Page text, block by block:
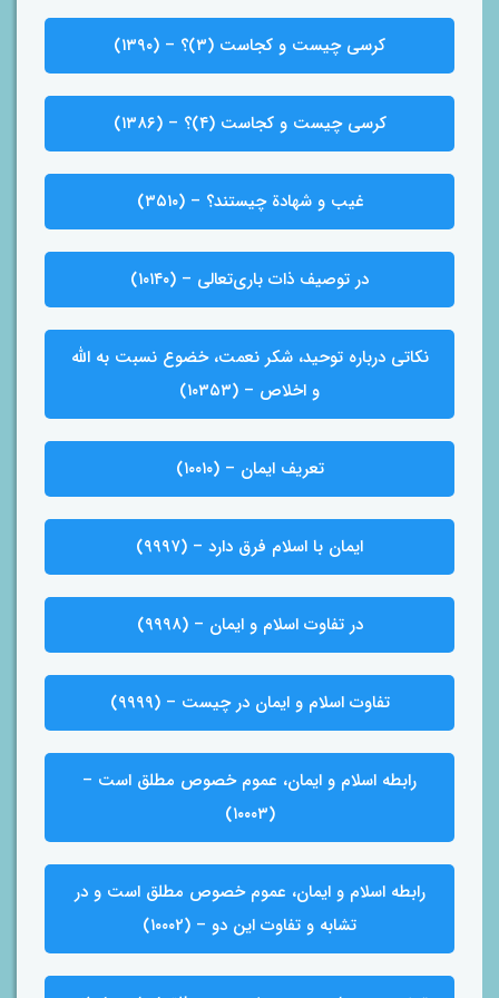
کرسی چیست و کجاست (۳)؟ – (۱۳۹۰)
کرسی چیست و کجاست (۴)؟ – (۱۳۸۶)
غیب و شهادة چیستند؟ – (۳۵۱۰)
در توصیف ذات باری‌تعالی – (۱۰۱۴۰)
نکاتی درباره توحید، شکر نعمت، خضوع نسبت به الله
و اخلاص – (۱۰۳۵۳)
تعریف ایمان – (۱۰۰۱۰)
ایمان با اسلام فرق دارد – (۹۹۹۷)
در تفاوت اسلام و ایمان – (۹۹۹۸)
تفاوت اسلام و ایمان در چیست – (۹۹۹۹)
رابطه اسلام و ایمان، عموم خصوص مطلق است –
(۱۰۰۰۳)
رابطه اسلام و ایمان، عموم خصوص مطلق است و در
تشابه و تفاوت این دو – (۱۰۰۰۲)